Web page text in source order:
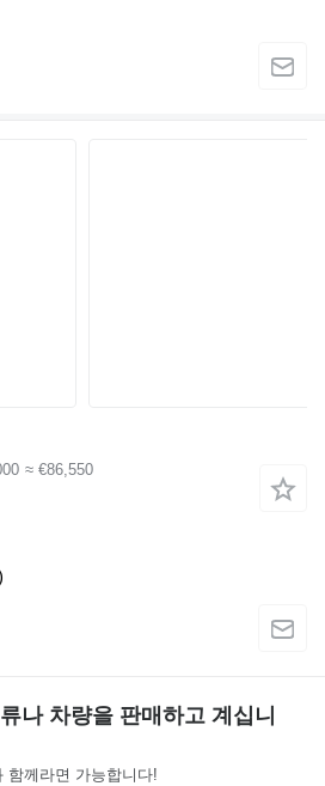
≈ €86,550
나 차량을 판매하고 계십니
함께라면 가능합니다!